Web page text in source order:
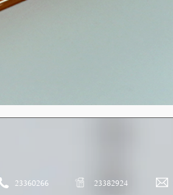
23360266 23382924